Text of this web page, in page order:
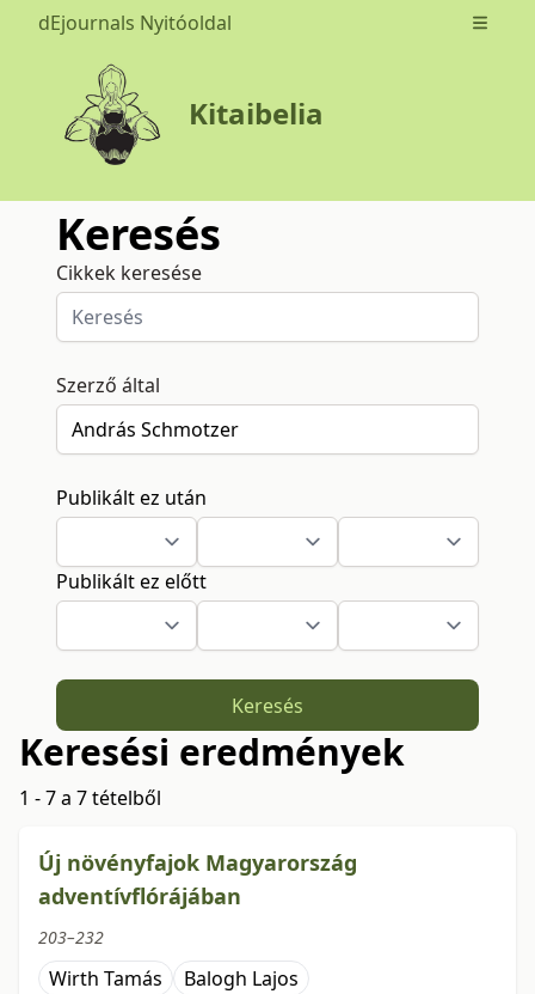
dEjournals Nyitóoldal Open
Kitaibelia
Keresés
Cikkek keresése
Szerző által
Publikált ez után
Publikált ez előtt
Keresés
Keresési eredmények
1 - 7 a 7 tételből
Új növényfajok Magyarország
adventívflórájában
203–232
Wirth Tamás
Balogh Lajos